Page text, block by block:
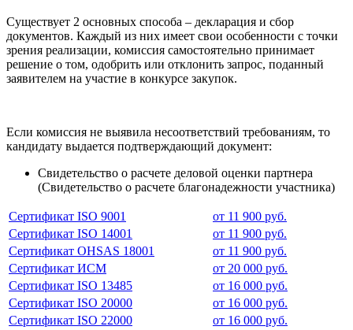
Существует 2 основных способа – декларация и сбор
документов. Каждый из них имеет свои особенности с точки
зрения реализации, комиссия самостоятельно принимает
решение о том, одобрить или отклонить запрос, поданный
заявителем на участие в конкурсе закупок.
Если комиссия не выявила несоответствий требованиям, то
кандидату выдается подтверждающий документ:
Свидетельство о расчете деловой оценки партнера
(Свидетельство о расчете благонадежности участника)
Сертификат ISO 9001
от 11 900 руб.
Сертификат ISO 14001
от 11 900 руб.
Сертификат OHSAS 18001
от 11 900 руб.
Сертификат ИСМ
от 20 000 руб.
Сертификат ISO 13485
от 16 000 руб.
Сертификат ISO 20000
от 16 000 руб.
Сертификат ISO 22000
от 16 000 руб.